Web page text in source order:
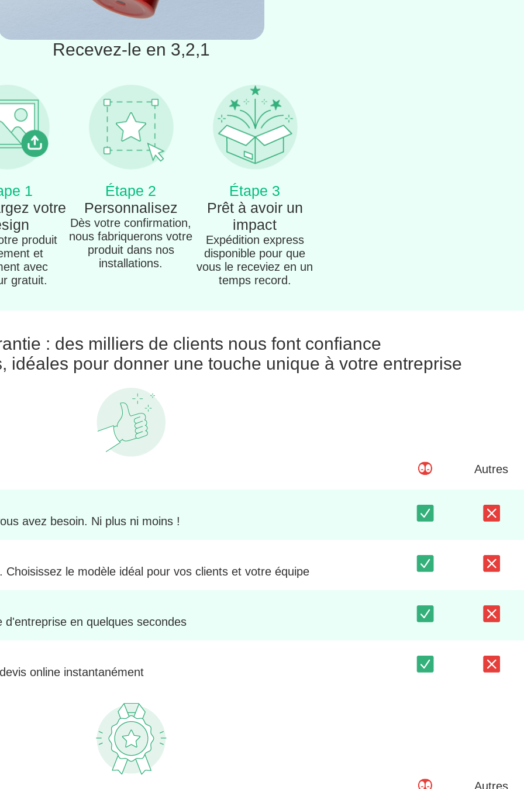
Recevez-le en 3,2,1
1
votre
produit
et
avec
gratuit.
Étape 2
Personnalisez
Dès votre confirmation,
nous fabriquerons votre
produit dans nos
installations.
Étape 3
Prêt à avoir un
impact
Expédition express
disponible pour que
vous le receviez en un
temps record.
: des milliers de clients nous font confiance
idéales pour donner une touche unique à votre entreprise
Autres
avez besoin. Ni plus ni moins !
le modèle idéal pour vos clients et votre équipe
en quelques secondes
online instantanément
Autres